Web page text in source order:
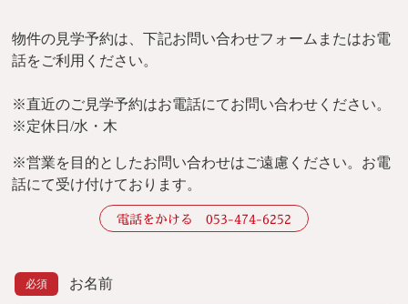
物件の見学予約は、下記お問い合わせフォームまたはお電
話をご利用ください。
※直近のご見学予約はお電話にてお問い合わせください。
※定休日/水・木
※営業を目的としたお問い合わせはご遠慮ください。 お電
話にて受け付けております。
電話をかける 053-474-6252
お名前